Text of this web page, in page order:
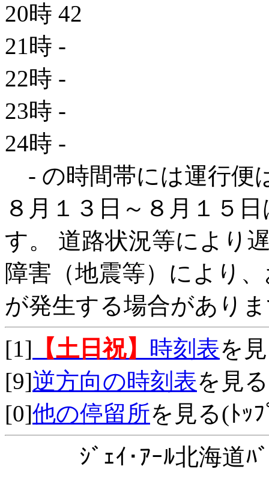
20時 42
21時 -
22時 -
23時 -
24時 -
- の時間帯には運行便
８月１３日～８月１５
す。 道路状況等により
障害（地震等）により
が発生する場合があり
[1] 【土日祝】 時刻表を
[9]逆方向の時刻表を見る
[0]他の停留所を見る(ﾄｯ
ｼﾞｪｲ･ｱｰﾙ北海道